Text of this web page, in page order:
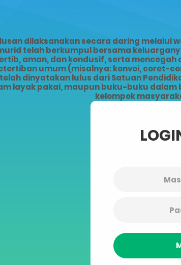
dilaksanakan secara daring melalui
telah berkumpul bersama
aman, dan kondusif, serta
umum (misalnya: konvoi, coret-
dinyatakan lulus dari Satuan
layak pakai, maupun buku-buku
kelompok